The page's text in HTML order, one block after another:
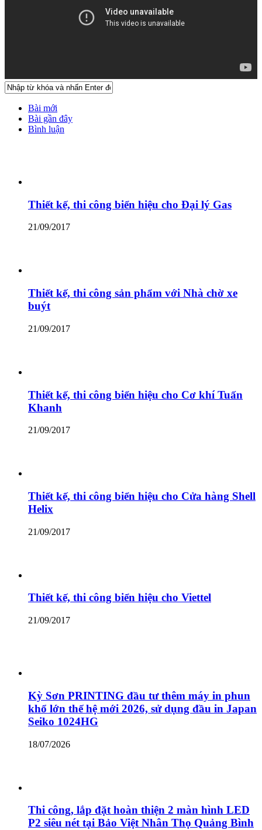
Bài mới
Bài gần đây
Bình luận
Thiết kế, thi công biển hiệu cho Đại lý Gas
21/09/2017
Thiết kế, thi công sản phẩm với Nhà chờ xe
buýt
21/09/2017
Thiết kế, thi công biển hiệu cho Cơ khí Tuấn
Khanh
21/09/2017
Thiết kế, thi công biển hiệu cho Cửa hàng Shell
Helix
21/09/2017
Thiết kế, thi công biển hiệu cho Viettel
21/09/2017
Kỳ Sơn PRINTING đầu tư thêm máy in phun
khổ lớn thế hệ mới 2026, sử dụng đầu in Japan
Seiko 1024HG
18/07/2026
Thi công, lắp đặt hoàn thiện 2 màn hình LED
P2 siêu nét tại Bảo Việt Nhân Thọ Quảng Bình